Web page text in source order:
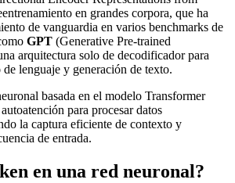
en grandes corpora, que ha
de vanguardia en varios benchmarks de
GPT (Generative Pre-trained
arquitectura solo de decodificador para
lenguaje y generación de texto.
basada en el modelo Transformer
para procesar datos
la captura eficiente de contexto y
de entrada.
en una red neuronal?